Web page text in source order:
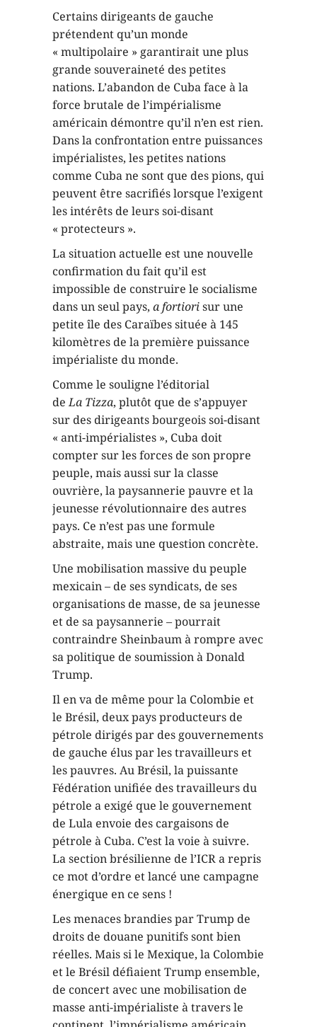
Certains dirigeants de gauche
prétendent qu’un monde
« multipolaire » garantirait une plus
grande souveraineté des petites
nations. L’abandon de Cuba face à la
force brutale de l’impérialisme
américain démontre qu’il n’en est rien.
Dans la confrontation entre puissances
impérialistes, les petites nations
comme Cuba ne sont que des pions, qui
peuvent être sacrifiés lorsque l’exigent
les intérêts de leurs soi-disant
« protecteurs ».
La situation actuelle est une nouvelle
confirmation du fait qu’il est
impossible de construire le socialisme
dans un seul pays, a fortiorisur une
petite île des Caraïbes située à 145
kilomètres de la première puissance
impérialiste du monde.
Comme le souligne l’éditorial
deLa Tizza, plutôt que de s’appuyer
sur des dirigeants bourgeois soi-disant
« anti-impérialistes », Cuba doit
compter sur les forces de son propre
peuple, mais aussi sur la classe
ouvrière, la paysannerie pauvre et la
jeunesse révolutionnaire des autres
pays. Ce n’est pas une formule
abstraite, mais une question concrète.
Une mobilisation massive du peuple
mexicain – de ses syndicats, de ses
organisations de masse, de sa jeunesse
et de sa paysannerie – pourrait
contraindre Sheinbaum à rompre avec
sa politique de soumission à Donald
Trump.
Il en va de même pour la Colombie et
le Brésil, deux pays producteurs de
pétrole dirigés par des gouvernements
de gauche élus par les travailleurs et
les pauvres. Au Brésil, la puissante
Fédération unifiée des travailleurs du
pétrole a exigé que le gouvernement
de Lula envoie des cargaisons de
pétrole à Cuba. C’est la voie à suivre.
La section brésilienne de l’ICR a repris
ce mot d’ordre et lancé une campagne
énergique en ce sens !
Les menaces brandies par Trump de
droits de douane punitifs sont bien
réelles. Mais si le Mexique, la Colombie
et le Brésil défiaient Trump ensemble,
de concert avec une mobilisation de
masse anti-impérialiste à travers le